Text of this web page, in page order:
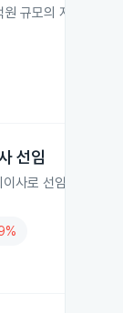
규모의 자기주식
선임
사로 선임했습니